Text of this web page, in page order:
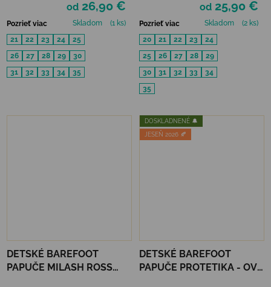
od 26,90 €
Pozrieť viac Skladom
(1 ks)
21
22 23 24
25
26
27 28 29
30
31
32 33 34 35
od 25,90 €
Pozrieť viac Skladom
(2 ks)
20
21 22 23
24
25
26 27 28
29
30
31 32 33
34
35
DETSKÉ BAREFOOT
PAPUČE MILASH ROSS
DOSKLADNENÉ 🔔
JESEŇ 2026 🍂
DETSKÉ BAREFOOT
PAPUČE PROTETIKA - OVE